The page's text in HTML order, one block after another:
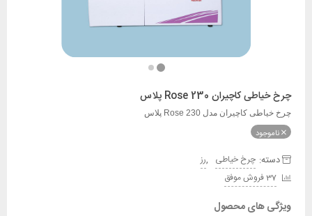
چرخ خیاطی کاچیران Rose 230 پلاس
ناموجود
چرخ خیاطی کاچیران مدل Rose 230 پلاس
دسته: چرخ خیاطی ,رز
37 فروش موفق
ویژگی های محصول